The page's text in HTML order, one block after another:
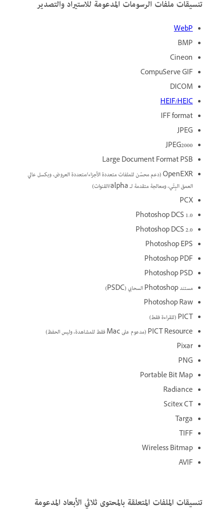
تنسيقات ملفات الرسومات المدعومة للاستيراد والتصدير
WebP
BMP
Cineon
CompuServe GIF
DICOM
HEIF/HEIC
IFF format
JPEG
JPEG2000
Large Document Format PSB
OpenEXR (دعم محسّن للملفات متعددة الأجزاء/متعددة العروض، وبكسل عالي
العمق البِتّي، ومعالجة متقدمة لـ alpha/القنوات)
PCX
Photoshop DCS 1.0
Photoshop DCS 2.0
Photoshop EPS
Photoshop PDF
Photoshop PSD
مستند Photoshop السحابي (PSDC)
Photoshop Raw
PICT (للقراءة فقط)
PICT Resource (مدعوم على Mac فقط للمشاهدة، وليس الحفظ)
Pixar
PNG
Portable Bit Map
Radiance
Scitex CT
Targa
TIFF
Wireless Bitmap
AVIF
تنسيقات الملفات المتعلقة بالمحتوى ثلاثي الأبعاد المدعومة